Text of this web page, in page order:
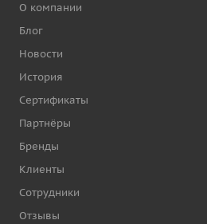
О компании
Блог
Новости
История
Сертификаты
Партнёры
Бренды
Клиенты
Сотрудники
Отзывы